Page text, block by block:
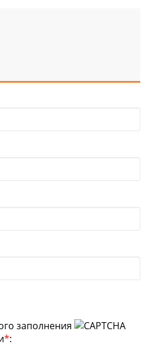
заполнения
*: